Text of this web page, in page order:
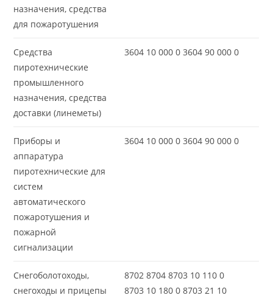
назначения, средства
для пожаротушения
Средства
пиротехнические
промышленного
назначения, средства
доставки (линеметы)
3604 10 000 0 3604 90 000 0
Приборы и
аппаратура
пиротехнические для
систем
автоматического
пожаротушения и
пожарной
сигнализации
3604 10 000 0 3604 90 000 0
Снегоболотоходы,
снегоходы и прицепы
8702 8704 8703 10 110 0
8703 10 180 0 8703 21 10